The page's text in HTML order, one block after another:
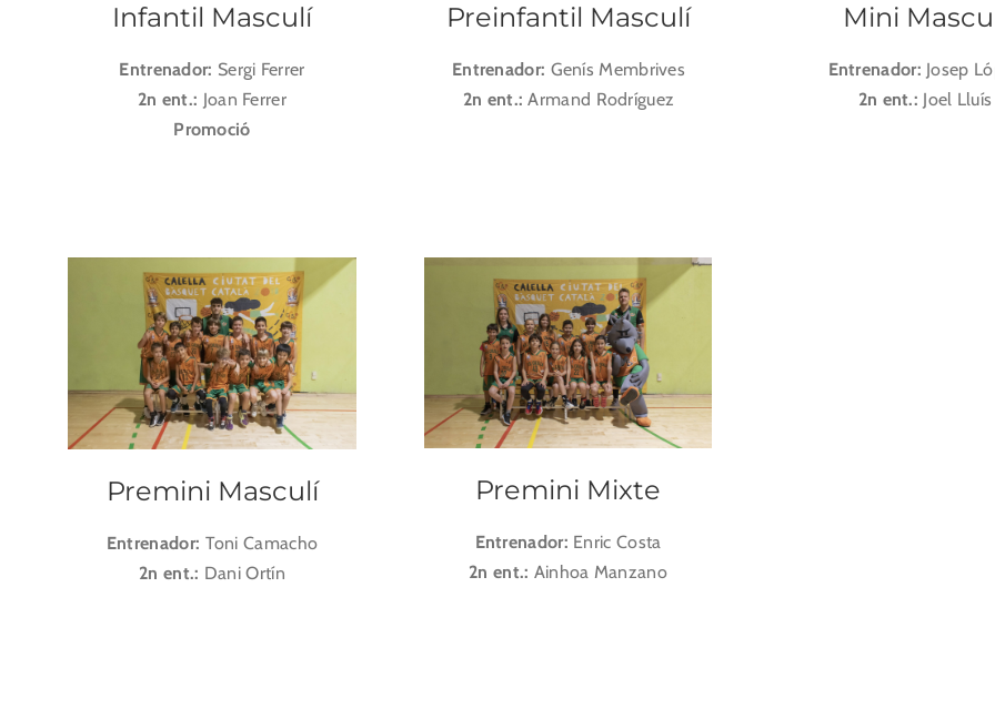
Infantil Masculí
Entrenador: Sergi Ferrer
2n ent.: Joan Ferrer
Promoció
Preinfantil Masculí
Entrenador: Genís Membrives
2n ent.:Armand Rodríguez
Mini
Entrenador: Josep
2n ent.: Joel Lluís
Premini Masculí
Entrenador: Toni Camacho
2n ent.: Dani Ortín
Premini Mixte
Entrenador: Enric Costa
2n ent.: Ainhoa Manzano